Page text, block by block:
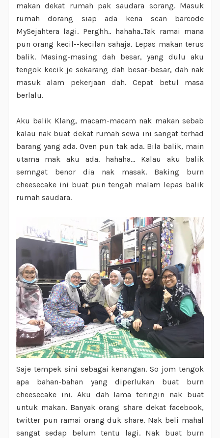
makan dekat rumah pak saudara sorang. Masuk
rumah dorang siap ada kena scan barcode
MySejahtera lagi. Perghh.. hahaha..Tak ramai mana
pun orang kecil--kecilan sahaja. Lepas makan terus
balik. Masing-masing dah besar, yang dulu aku
tengok kecik je sekarang dah besar-besar, dah nak
masuk alam pekerjaan dah. Cepat betul masa
berlalu.
Aku balik Klang, macam-macam nak makan sebab
kalau nak buat dekat rumah sewa ini sangat terhad
barang yang ada. Oven pun tak ada. Bila balik, main
utama mak aku ada. hahaha... Kalau aku balik
semngat benor dia nak masak. Baking burn
cheesecake ini buat pun tengah malam lepas balik
rumah saudara.
Saje tempek sini sebagai kenangan. So jom tengok
apa bahan-bahan yang diperlukan buat burn
cheesecake ini. Aku dah lama teringin nak buat
untuk makan. Banyak orang share dekat facebook,
twitter pun ramai orang duk share. Nak beli mahal
sangat sedap belum tentu lagi. Nak buat burn